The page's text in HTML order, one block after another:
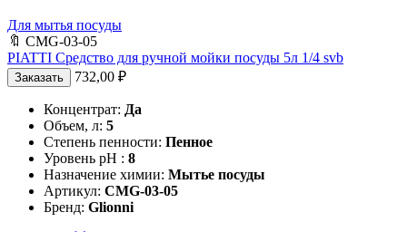
Для мытья посуды
🔖 CMG-03-05
PIATTI Средство для ручной мойки посуды 5л 1/4 svb
Заказать 732,00 ₽
Концентрат: Да
Объем, л: 5
Степень пенности: Пенное
Уровень pH : 8
Назначение химии: Мытье посуды
Артикул: CMG-03-05
Бренд: Glionni